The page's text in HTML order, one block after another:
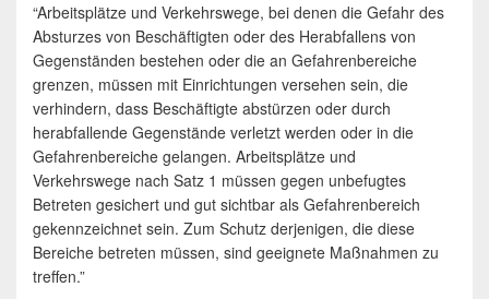
“Arbeitsplätze und Verkehrswege, bei denen die Gefahr des
Absturzes von Beschäftigten oder des Herabfallens von
Gegenständen bestehen oder die an Gefahrenbereiche
grenzen, müssen mit Einrichtungen versehen sein, die
verhindern, dass Beschäftigte abstürzen oder durch
herabfallende Gegenstände verletzt werden oder in die
Gefahrenbereiche gelangen. Arbeitsplätze und
Verkehrswege nach Satz 1 müssen gegen unbefugtes
Betreten gesichert und gut sichtbar als Gefahrenbereich
gekennzeichnet sein. Zum Schutz derjenigen, die diese
Bereiche betreten müssen, sind geeignete Maßnahmen zu
treffen.”